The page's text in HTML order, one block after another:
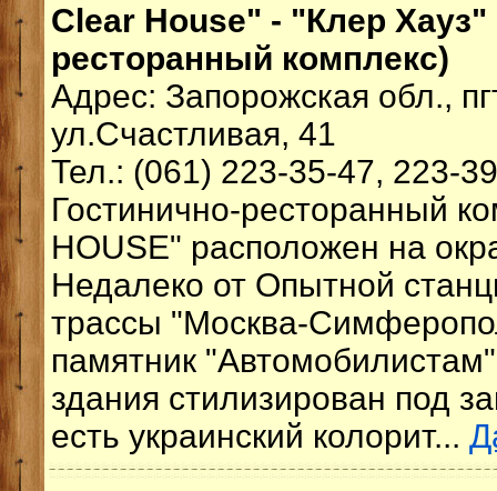
Clear House" - "Клер Хауз"
ресторанный комплекс)
Адрес: Запорожская обл.,
ул.Счастливая, 41
Тел.: (061) 223-35-47, 223-
Гостинично-ресторанный
HOUSE" расположен на
Недалеко от Опытной
трассы "Москва-
памятник
здания стилизирован под
есть украинский колорит...